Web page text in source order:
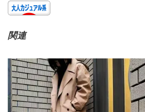
関連